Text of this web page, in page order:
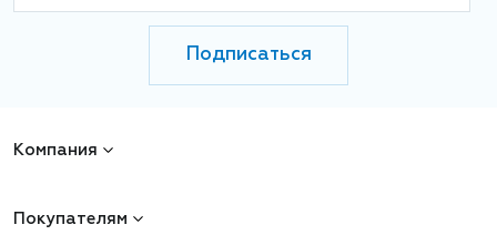
Подписаться
Компания
Покупателям